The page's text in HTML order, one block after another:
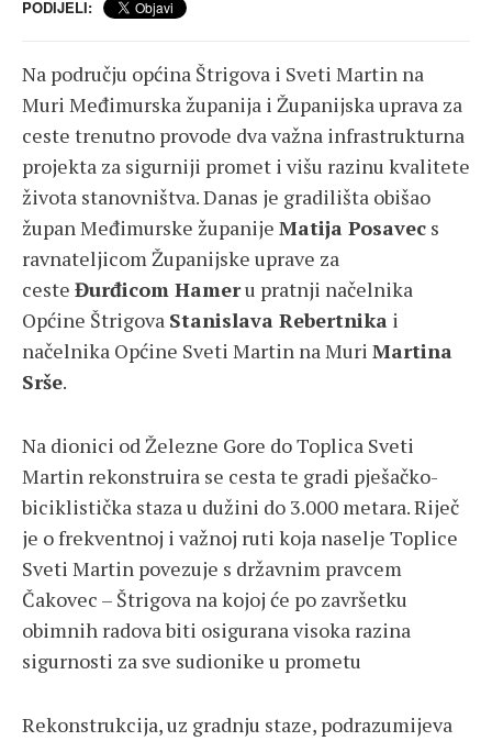
PODIJELI:
Na području općina Štrigova i Sveti Martin na
Muri Međimurska županija i Županijska uprava za
ceste trenutno provode dva važna infrastrukturna
projekta za sigurniji promet i višu razinu kvalitete
života stanovništva. Danas je gradilišta obišao
župan Međimurske županije Matija Posavec s
ravnateljicom Županijske uprave za
ceste Đurđicom Hameru pratnji načelnika
Općine Štrigova Stanislava Rebertnika i
načelnika Općine Sveti Martin na Muri Martina
Srše.
Na dionici od Železne Gore do Toplica Sveti
Martin rekonstruira se cesta te gradi pješačko-
biciklistička staza u dužini do 3.000 metara. Riječ
je o frekventnoj i važnoj ruti koja naselje Toplice
Sveti Martin povezuje s državnim pravcem
Čakovec – Štrigova na kojoj će po završetku
obimnih radova biti osigurana visoka razina
sigurnosti za sve sudionike u prometu
Rekonstrukcija, uz gradnju staze, podrazumijeva